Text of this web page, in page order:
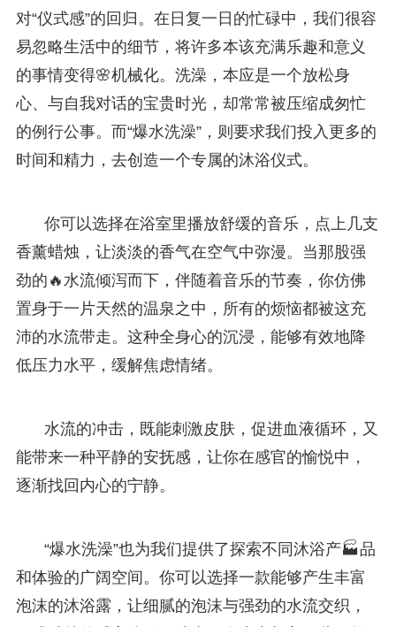
对“仪式感”的回归。在日复一日的忙碌中，我们很容
易忽略生活中的细节，将许多本该充满乐趣和意义
的事情变得🌸机械化。洗澡，本应是一个放松身
心、与自我对话的宝贵时光，却常常被压缩成匆忙
的例行公事。而“爆水洗澡”，则要求我们投入更多的
时间和精力，去创造一个专属的沐浴仪式。
你可以选择在浴室里播放舒缓的音乐，点上几支
香薰蜡烛，让淡淡的香气在空气中弥漫。当那股强
劲的🔥水流倾泻而下，伴随着音乐的节奏，你仿佛
置身于一片天然的温泉之中，所有的烦恼都被这充
沛的水流带走。这种全身心的沉浸，能够有效地降
低压力水平，缓解焦虑情绪。
水流的冲击，既能刺激皮肤，促进血液循环，又
能带来一种平静的安抚感，让你在感官的愉悦中，
逐渐找回内心的宁静。
“爆水洗澡”也为我们提供了探索不同沐浴产🏭品
和体验的广阔空间。你可以选择一款能够产生丰富
泡沫的沐浴露，让细腻的泡沫与强劲的水流交织，